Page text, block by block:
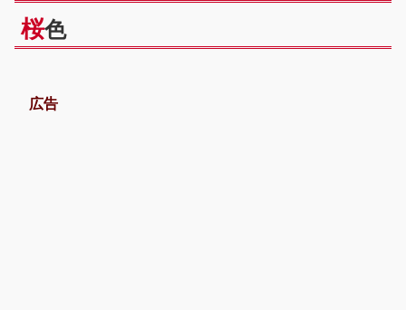
桜色
広告